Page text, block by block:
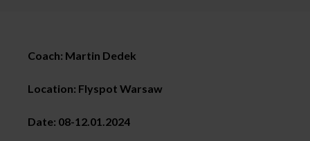
Coach: Martin Dedek
Location: Flyspot Warsaw
Date: 08-12.01.2024